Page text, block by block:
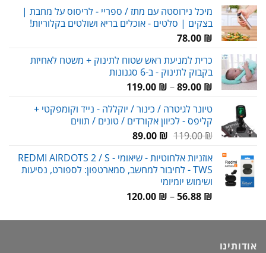
היה:
210.00 ₪.
הוא:
149.00 ₪.
מיכל נירוסטה עם מתז / ספריי - לריסוס על מחבת |
בצקים | סלטים - אוכלים בריא ושולטים בקלוריות!
78.00 ₪
כרית למניעת ראש שטוח לתינוק + משטח לאחיזת
בקבוק לתינוק - ב-6 סגנונות
89.00 ₪
–
119.00 ₪
עד
טיונר לגיטרה / כינור / יוקללה - נייד וקומפקטי +
קליפס - לכיוון אקורדים / טונים / תווים
119.00₪
המחיר
היה:
119.00 ₪.
89.00 ₪
המחיר
הוא:
89.00 ₪.
אוזניות אלחוטיות - שיאומי REDMI AIRDOTS 2 / S -
TWS - לחיבור למחשב, סמארטפון: לספורט, נסיעות
ושימוש יומיומי
56.88 ₪
–
120.00 ₪
אודותינו